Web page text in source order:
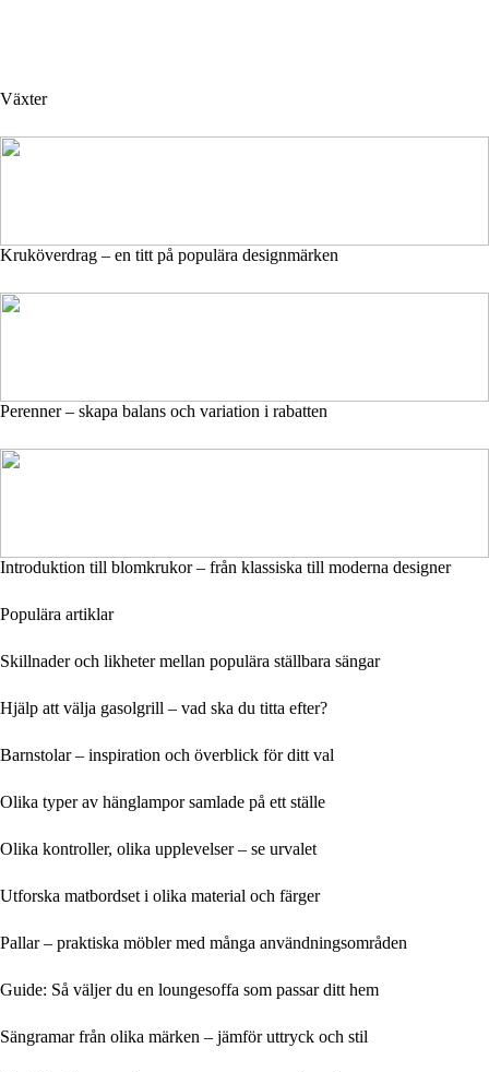
Växter
Kruköverdrag – en titt på populära designmärken
Perenner – skapa balans och variation i rabatten
Introduktion till blomkrukor – från klassiska till moderna designer
Populära artiklar
Skillnader och likheter mellan populära ställbara sängar
Hjälp att välja gasolgrill – vad ska du titta efter?
Barnstolar – inspiration och överblick för ditt val
Olika typer av hänglampor samlade på ett ställe
Olika kontroller, olika upplevelser – se urvalet
Utforska matbordset i olika material och färger
Pallar – praktiska möbler med många användningsområden
Guide: Så väljer du en loungesoffa som passar ditt hem
Sängramar från olika märken – jämför uttryck och stil